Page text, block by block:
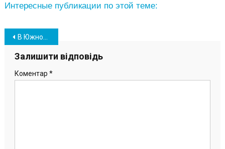
Интересные публикации по этой теме:
Навігація
записів
В Южном в организацию новогодних праздников внесут коррективы
Залишити відповідь
Коментар *